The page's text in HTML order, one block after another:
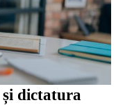
dictatura